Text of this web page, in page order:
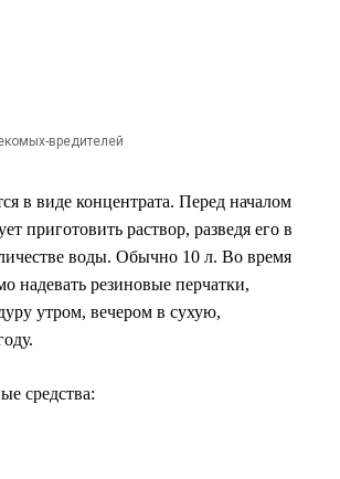
вредителей
в виде концентрата. Перед началом
приготовить раствор, разведя его в
воды. Обычно 10 л. Во время
надевать резиновые перчатки,
утром, вечером в сухую,
средства: